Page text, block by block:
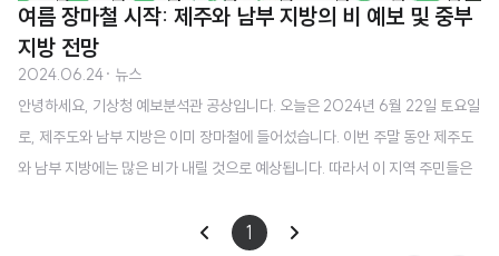
여름 장마철 시작: 제주와 남부 지방의 비 예보 및 중부
지방 전망
2024.06.24· 뉴스
안녕하세요, 기상청 예보분석관 공상입니다. 오늘은 2024년 6월 22일 토요일
로, 제주도와 남부 지방은 이미 장마철에 들어섰습니다. 이번 주말 동안 제주도
와 남부 지방에는 많은 비가 내릴 것으로 예상됩니다. 따라서 이 지역 주민들은
작 먼저, 제주도와 남부 지방의 장마철 시작에 대해 말씀드리겠습니다. 장마는
1